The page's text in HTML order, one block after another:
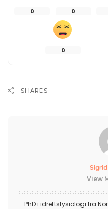
0 0
0
SHARES
View
PhD i idrettsfysiologi fra